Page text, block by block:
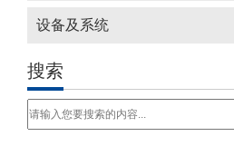
设备及系统
搜索